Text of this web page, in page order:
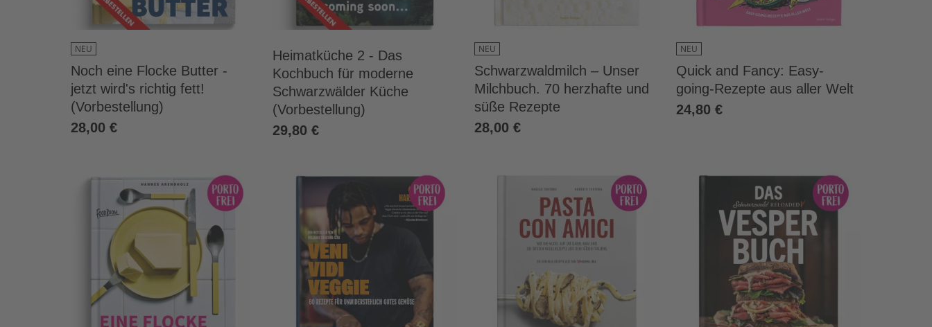
NEU
Noch eine Flocke Butter -
jetzt wird's richtig fett!
(Vorbestellung)
28,00 €
Heimatküche 2 - Das
Kochbuch für moderne
Schwarzwälder Küche
(Vorbestellung)
29,80 €
NEU
Schwarzwaldmilch – Unser
Milchbuch. 70 herzhafte und
süße Rezepte
28,00 €
NEU
Quick and Fancy: Easy-
going-Rezepte aus aller Welt
24,80 €